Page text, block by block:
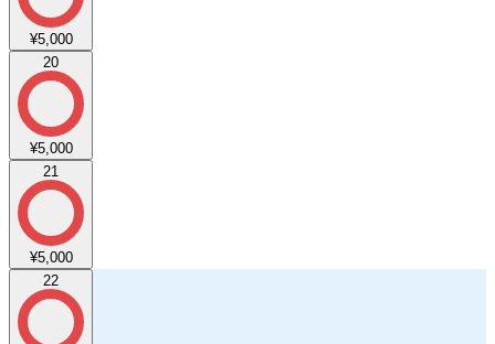
¥5,000
20
¥5,000
21
¥5,000
22